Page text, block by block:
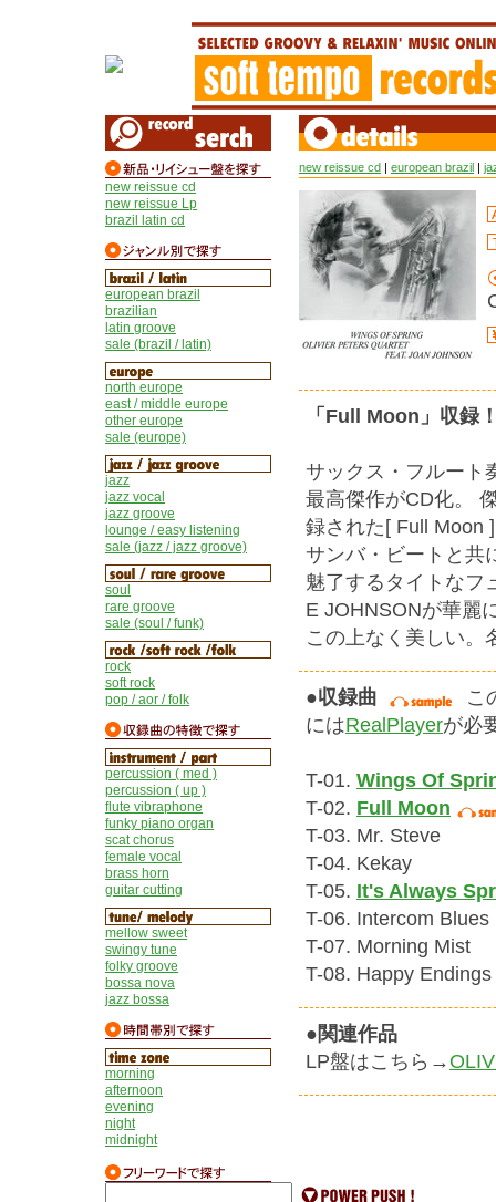
new reissue cd | european brazil |
「Full Moon」収録
サックス・フルート
最高傑作がCD化。
録された[ Full Moon
サンバ・ビートと共
魅了するタイトなフ
E JOHNSONが華麗
この上なく美しい。
●収録曲
こ
にはRealPlayerが必
T-01. Wings Of
T-02. Full Moon
T-03. Mr. Steve
T-04. Kekay
T-05. It's Always
T-06. Intercom Blues
T-07. Morning Mist
T-08. Happy Endings
●関連作品
LP盤はこちら→
new reissue cd
new reissue Lp
brazil latin cd
european brazil
brazilian
latin groove
sale (brazil / latin)
north europe
east / middle europe
other europe
sale (europe)
jazz
jazz vocal
jazz groove
lounge / easy listening
sale (jazz / jazz groove)
soul
rare groove
sale (soul / funk)
rock
soft rock
pop / aor / folk
percussion ( med )
percussion ( up )
flute vibraphone
funky piano organ
scat chorus
female vocal
brass horn
guitar cutting
mellow sweet
swingy tune
folky groove
bossa nova
jazz bossa
morning
afternoon
evening
night
midnight